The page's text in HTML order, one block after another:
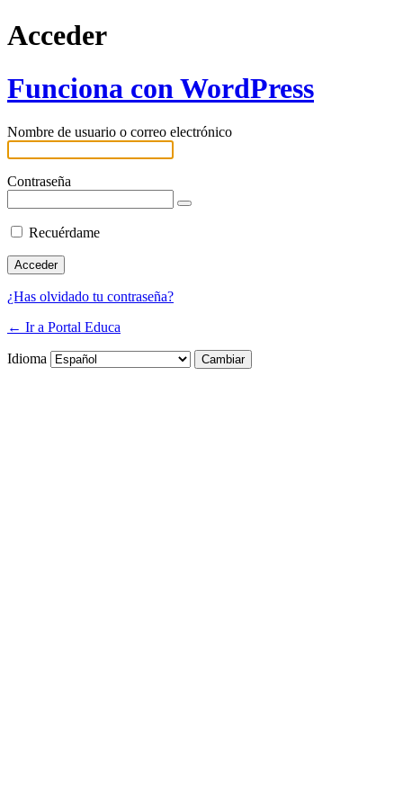
Acceder
Funciona con WordPress
Nombre de usuario o correo electrónico
Contraseña
Recuérdame
¿Has olvidado tu contraseña?
← Ir a Portal Educa
Idioma